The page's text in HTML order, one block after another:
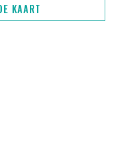
KAART